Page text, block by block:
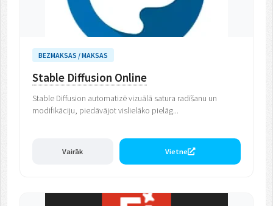
BEZMAKSAS / MAKSAS
Stable Diffusion Online
Stable Diffusion automatizē vizuālā satura radīšanu un
modifikāciju, piedāvājot vislielāko pielāg...
Vairāk Vietne